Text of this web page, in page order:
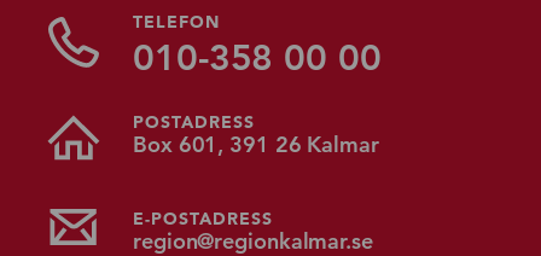
TELEFON
010-358 00 00
POSTADRESS
Box 601, 391 26 Kalmar
E-POSTADRESS
region@regionkalmar.se